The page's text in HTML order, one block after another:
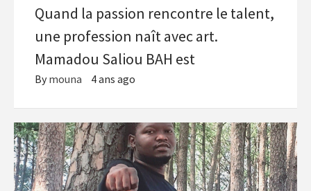
Quand la passion rencontre le talent,
une profession naît avec art.
Mamadou Saliou BAH est
By mouna 4 ans ago